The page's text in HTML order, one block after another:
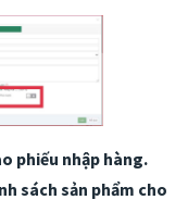
phiếu nhập hàng.
sách sản phẩm cho